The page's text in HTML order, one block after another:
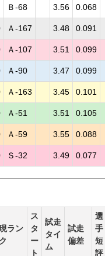
Ｂ-68 3.56 0.068
Ａ-167 3.48 0.091
Ａ-107 3.51 0.099
Ａ-90 3.47 0.099
Ａ-163 3.45 0.101
Ａ-51 3.51 0.105
Ａ-59 3.55 0.088
Ｓ-32 3.49 0.077
ラン
ク
ス
タ
ー
ト
試走
タイ
ム
試走
偏差
選
手
短
評